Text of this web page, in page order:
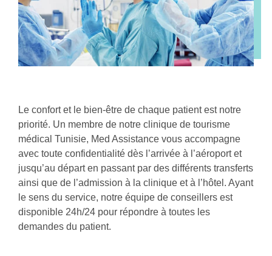
Le confort et le bien-être de chaque patient est notre
priorité. Un membre de notre clinique de tourisme
médical Tunisie, Med Assistance vous accompagne
avec toute confidentialité dès l’arrivée à l’aéroport et
jusqu’au départ en passant par des différents transferts
ainsi que de l’admission à la clinique et à l’hôtel. Ayant
le sens du service, notre équipe de conseillers est
disponible 24h/24 pour répondre à toutes les
demandes du patient.